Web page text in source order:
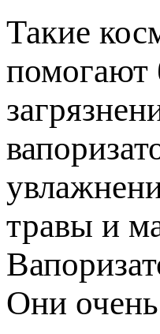
Такие
помогают
травы и
Они